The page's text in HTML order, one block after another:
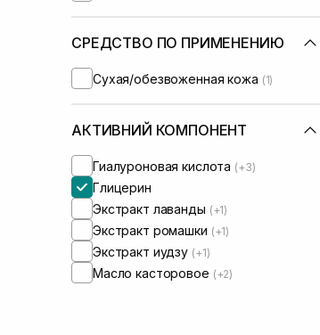
СРЕДСТВО ПО ПРИМЕНЕНИЮ
Сухая/обезвоженная кожа (1)
АКТИВНИЙ КОМПОНЕНТ
Гиалуроновая кислота (+3)
Глицерин
Экстракт лаванды (+1)
Экстракт ромашки (+1)
Экстракт иудзу (+1)
Масло касторовое (+2)